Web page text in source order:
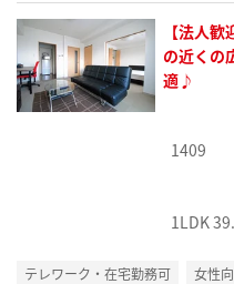
【法人
の近くの
適♪
1409
1LDK
テレワーク・在宅勤務可 女性